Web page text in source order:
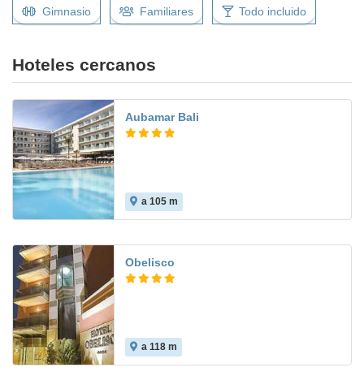
Gimnasio Familiares Todo incluido
Hoteles cercanos
Aubamar Bali
a 105 m
Obelisco
a 118 m